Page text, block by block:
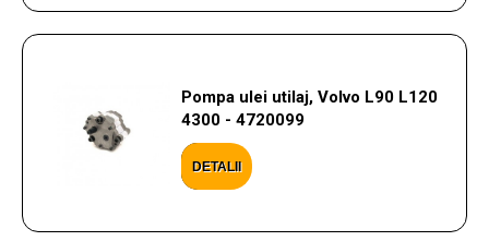
Pompa ulei utilaj, Volvo L90 L120
4300 - 4720099
DETALII